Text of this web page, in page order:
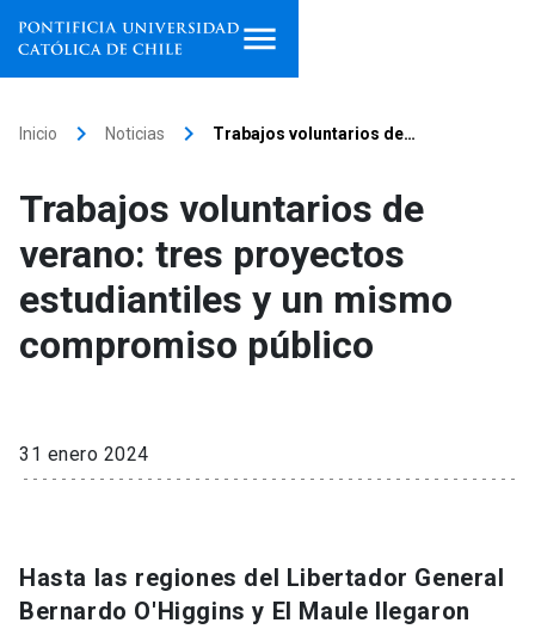
Facultades, escuelas e
institutos
Investigación
Información para keyboard_arrow_down
Inicio keyboard_arrow_right Noticias keyboard_arrow_right Trabajos voluntarios de…
Trabajos voluntarios de
verano: tres proyectos
estudiantiles y un mismo
compromiso público
31 enero 2024
Hasta las regiones del Libertador General
Bernardo O'Higgins y El Maule llegaron